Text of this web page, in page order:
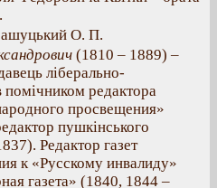
О. П.
(1810 – 1889) –
ліберально-
редактора
просвещения»
пушкінського
Редактор газет
к «Русскому инвалиду»
газета» (1840, 1844 –